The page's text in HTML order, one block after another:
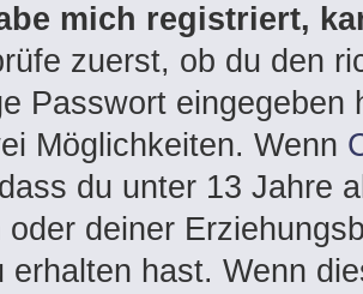
mich registriert,
zuerst, ob du den
Passwort eingegeben
Möglichkeiten. Wenn
du unter 13 Jahre
oder deiner
erhalten hast. Wenn